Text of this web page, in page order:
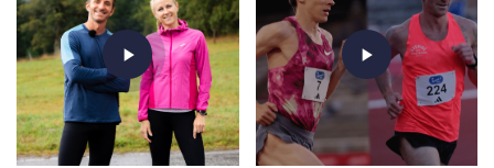
play_arrow play_arrow